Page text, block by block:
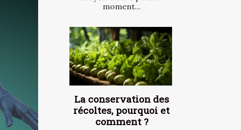
moment...
La conservation des
récoltes, pourquoi et
comment ?